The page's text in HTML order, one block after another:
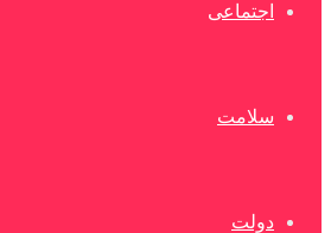
اجتماعی
سلامت
دولت